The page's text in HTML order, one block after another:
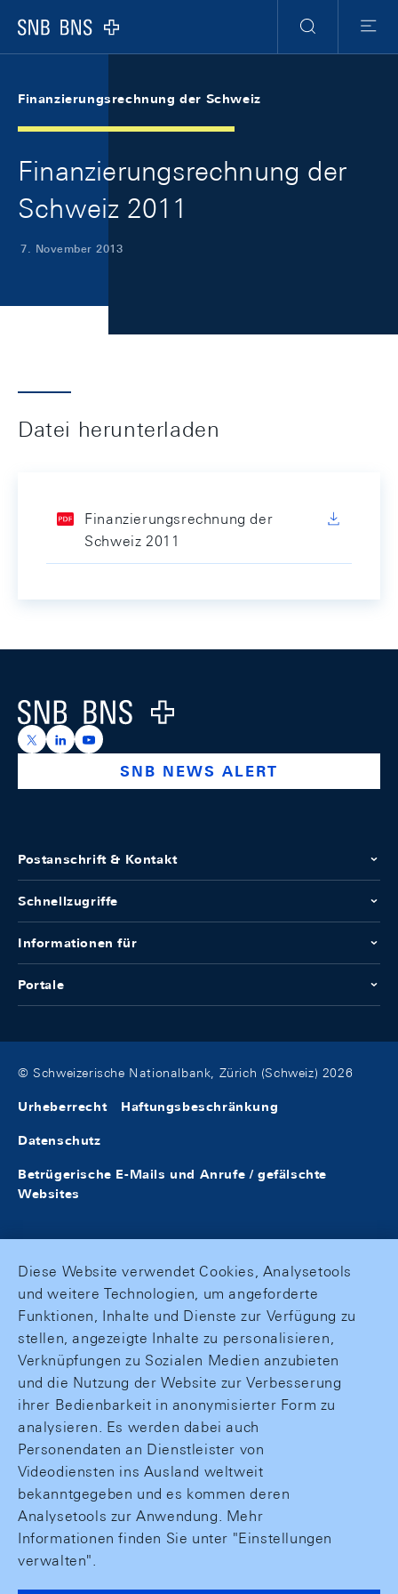
Logo
Suche
Menu
Finanzierungsrechnung der Schweiz
Finanzierungsrechnung der
Schweiz 2011
7. November 2013
Datei herunterladen
Finanzierungsrechnung der
Schweiz 2011
Logo
https://x.com/snb_bns
https://ch.linkedin.com/company/swiss-national-
https://www.youtube.com/@swissnationalbank
SNB NEWS ALERT
Postanschrift & Kontakt
Schnellzugriffe
Informationen für
Portale
© Schweizerische Nationalbank, Zürich (Schweiz) 2026
Urheberrecht Haftungsbeschränkung
Datenschutz
Betrügerische E-Mails und Anrufe / gefälschte
Websites
Diese Website verwendet Cookies, Analysetools
und weitere Technologien, um angeforderte
Funktionen, Inhalte und Dienste zur Verfügung zu
stellen, angezeigte Inhalte zu personalisieren,
Verknüpfungen zu Sozialen Medien anzubieten
und die Nutzung der Website zur Verbesserung
ihrer Bedienbarkeit in anonymisierter Form zu
analysieren. Es werden dabei auch
Personendaten an Dienstleister von
Videodiensten ins Ausland weltweit
bekanntgegeben und es kommen deren
Analysetools zur Anwendung. Mehr
Informationen finden Sie unter "Einstellungen
verwalten".